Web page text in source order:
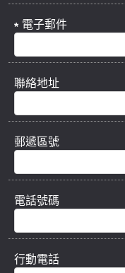
電子郵件
聯絡地址
郵遞區號
電話號碼
行動電話